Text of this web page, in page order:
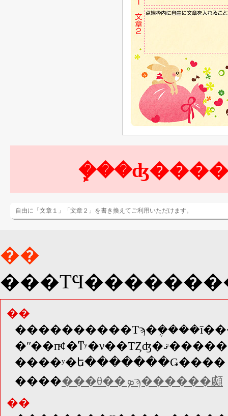
自由に「文章１」「文章２」を書き換えてご利用いただけます。
��
��
�ʺ��пͤȼ�ͳʸ�ν��ΤȤʤ�ޤ�����
����
���θ��ܤϡ������顣
��